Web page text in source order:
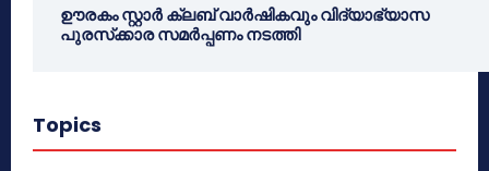
ഊരകം സ്റ്റാർ ക്ലബ് വാർഷികവും വിദ്യാഭ്യാസ
പുരസ്‌ക്കാര സമർപ്പണം നടത്തി
Topics